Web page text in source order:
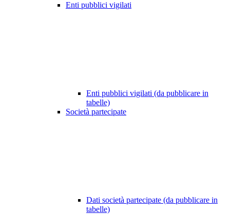
Enti pubblici vigilati
Enti pubblici vigilati (da pubblicare in
tabelle)
Società partecipate
Dati società partecipate (da pubblicare in
tabelle)